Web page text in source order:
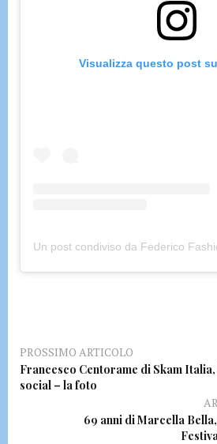
Visualizza questo post
PROSSIMO ARTICOLO
Francesco Centorame di Skam Italia,
social – la foto
69 anni di Marcella